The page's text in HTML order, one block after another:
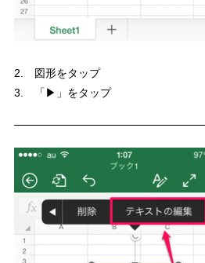
2. 図形をタップ
3. 「▶」をタップ